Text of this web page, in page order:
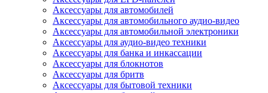
Аксессуары для автомобилей
Аксессуары для автомобильного аудио-видео
Аксессуары для автомобильной электроники
Аксессуары для аудио-видео техники
Аксессуары для банка и инкассации
Аксессуары для блокнотов
Аксессуары для бритв
Аксессуары для бытовой техники